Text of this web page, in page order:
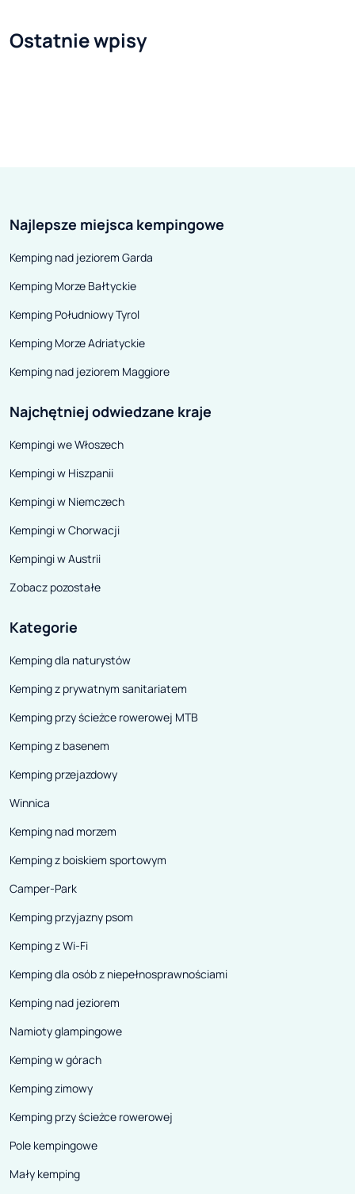
Ostatnie wpisy
Najlepsze miejsca kempingowe
Kemping nad jeziorem Garda
Kemping Morze Bałtyckie
Kemping Południowy Tyrol
Kemping Morze Adriatyckie
Kemping nad jeziorem Maggiore
Najchętniej odwiedzane kraje
Kempingi we Włoszech
Kempingi w Hiszpanii
Kempingi w Niemczech
Kempingi w Chorwacji
Kempingi w Austrii
Zobacz pozostałe
Kategorie
Kemping dla naturystów
Kemping z prywatnym sanitariatem
Kemping przy ścieżce rowerowej MTB
Kemping z basenem
Kemping przejazdowy
Winnica
Kemping nad morzem
Kemping z boiskiem sportowym
Camper-Park
Kemping przyjazny psom
Kemping z Wi-Fi
Kemping dla osób z niepełnosprawnościami
Kemping nad jeziorem
Namioty glampingowe
Kemping w górach
Kemping zimowy
Kemping przy ścieżce rowerowej
Pole kempingowe
Mały kemping